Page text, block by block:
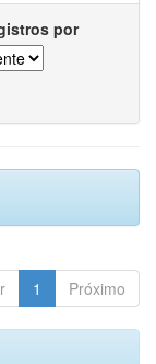
por
1 Próximo